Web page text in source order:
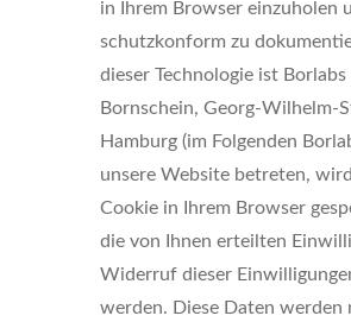
in Ihrem Brow­ser ein­zu­ho­len
schutz­kon­form zu
die­ser Tech­no­lo­gie ist Borlabs
Born­schein, Georg-Wil­helm-
Ham­burg (im Fol­gen­den
unse­re Web­site betre­ten,
Coo­kie in Ihrem Brow­ser
die von Ihnen erteil­ten
Wider­ruf die­ser
wer­den. Die­se Daten wer­den